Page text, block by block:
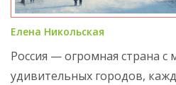
Елена Никольская
Россия — огромная страна с
удивительных городов,